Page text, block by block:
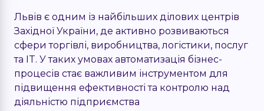
Львів є одним із найбільших ділових центрів
Західної України, де активно розвиваються
сфери торгівлі, виробництва, логістики, послуг
та IT. У таких умовах автоматизація бізнес-
процесів стає важливим інструментом для
підвищення ефективності та контролю над
діяльністю підприємства